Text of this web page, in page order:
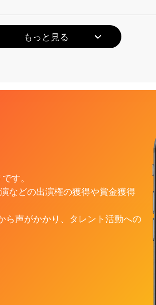
もっと見る
す。
などの出演権の獲得や賞金獲得
ら声がかかり、タレント活動への